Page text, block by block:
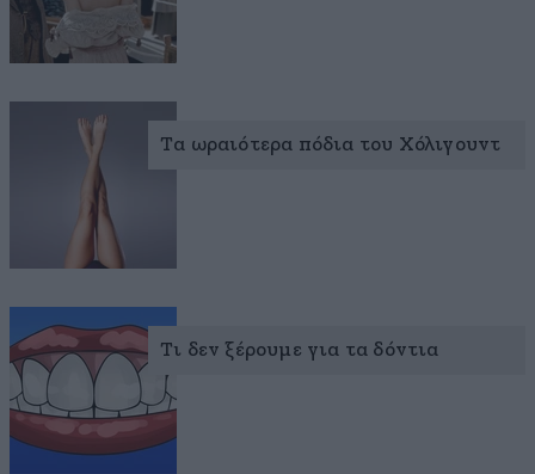
Τα ωραιότερα πόδια του Χόλιγουντ
Τι δεν ξέρουμε για τα δόντια